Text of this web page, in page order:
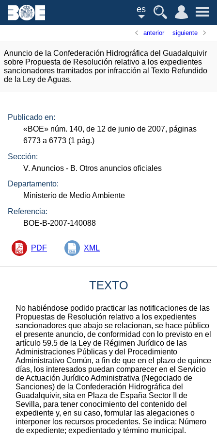
es
anterior siguiente
Anuncio de la Confederación Hidrográfica del Guadalquivir
sobre Propuesta de Resolución relativo a los expedientes
sancionadores tramitados por infracción al Texto Refundido
de la Ley de Aguas.
Publicado en:
«BOE» núm. 140, de 12 de junio de 2007, páginas
6773 a 6773 (1 pág.)
Sección:
V. Anuncios - B. Otros anuncios oficiales
Departamento:
Ministerio de Medio Ambiente
Referencia:
BOE-B-2007-140088
PDF XML
TEXTO
No habiéndose podido practicar las notificaciones de las
Propuestas de Resolución relativo a los expedientes
sancionadores que abajo se relacionan, se hace público
el presente anuncio, de conformidad con lo previsto en el
artículo 59.5 de la Ley de Régimen Jurídico de las
Administraciones Públicas y del Procedimiento
Administrativo Común, a fin de que en el plazo de quince
días, los interesados puedan comparecer en el Servicio
de Actuación Jurídico Administrativa (Negociado de
Sanciones) de la Confederación Hidrográfica del
Guadalquivir, sita en Plaza de España Sector II de
Sevilla, para tener conocimiento del contenido del
expediente y, en su caso, formular las alegaciones o
interponer los recursos procedentes. Se indica: Número
de expediente; expedientado y término municipal.